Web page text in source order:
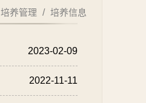
培养管理 / 培养信息
2023-02-09
2022-11-11